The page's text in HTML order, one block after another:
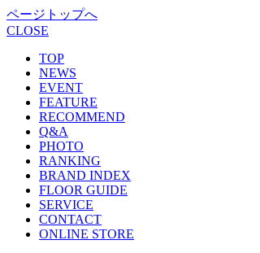
ページトップへ
CLOSE
TOP
NEWS
EVENT
FEATURE
RECOMMEND
Q&A
PHOTO
RANKING
BRAND INDEX
FLOOR GUIDE
SERVICE
CONTACT
ONLINE STORE